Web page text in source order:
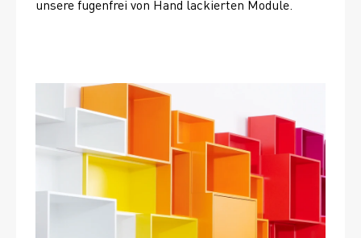
unsere fugenfrei von Hand lackierten Module.